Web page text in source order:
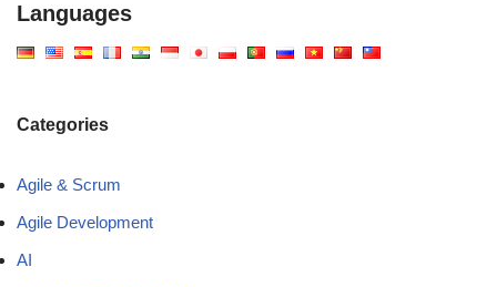
Languages
Categories
Agile & Scrum
Agile Development
AI